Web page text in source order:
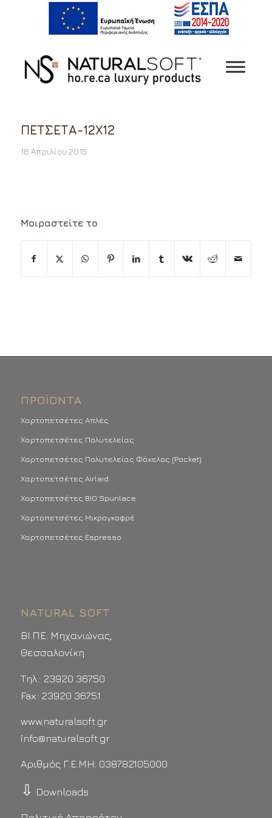
ΠΕΤΣΕΤA-12X12
16 Απριλίου 2015
Μοιραστείτε το
ΠΡΟΪΌΝΤΑ
Χαρτοπετσέτες Απλές
Χαρτοπετσέτες Πολυτελείας
Χαρτοπετσέτες Πολυτελείας Φάκελος (Pocket)
Χαρτοπετσέτες Airlaid
Χαρτοπετσέτες BIO Spunlace
Χαρτοπετσέτες Μικρογκοφρέ
Χαρτοπετσέτες Espresso
NATURAL SOFT
ΒΙ.ΠΕ. Μηχανιώνας,
Θεσσαλονίκη
Τηλ.: 23920 36750
Fax.: 23920 36751
www.naturalsoft.gr
info@naturalsoft.gr
Αριθμός Γ.Ε.ΜΗ: 038782105000
⇩ Downloads